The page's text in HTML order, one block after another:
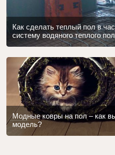
Как сделать теплый пол в
систему водяного теплого
Модные ковры на пол – как
модель?